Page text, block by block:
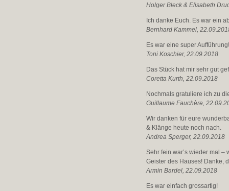
Holger Bleck & Elisabeth
Ich danke Euch. Es war ein
Bernhard Kammel,
Es war eine super
Toni Koschier, 22.09.2018
Das Stück hat mir sehr gut
Coretta Kurth, 22.09.2018
Nochmals gratuliere ich zu
Guillaume Fauchère,
Wir danken für eure
& Klänge heute noch nach.
Andrea Sperger, 22.09.2018
Sehr fein war’s wieder mal
Geister des Hauses! Danke,
Armin Bardel, 22.09.2018
Es war einfach grossartig!